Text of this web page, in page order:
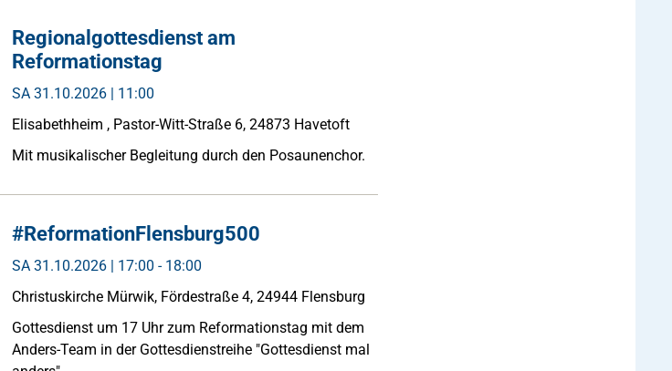
Regionalgottesdienst am
Reformationstag
SA 31.10.2026 | 11:00
Elisabethheim , Pastor-Witt-Straße 6, 24873 Havetoft
Mit musikalischer Begleitung durch den Posaunenchor.
#ReformationFlensburg500
SA 31.10.2026 | 17:00 - 18:00
Christuskirche Mürwik, Fördestraße 4, 24944 Flensburg
Gottesdienst um 17 Uhr zum Reformationstag mit dem
Anders-Team in der Gottesdienstreihe "Gottesdienst mal